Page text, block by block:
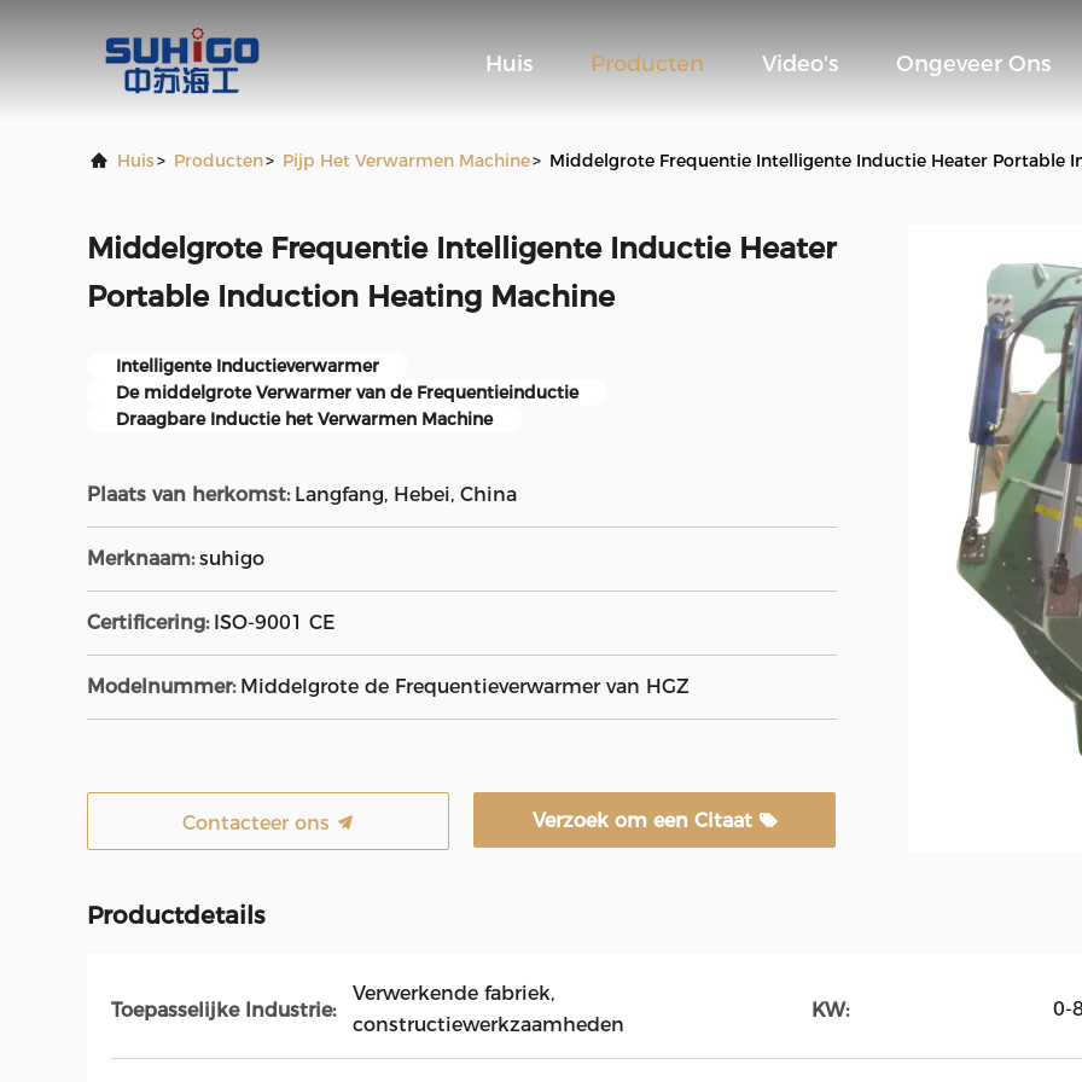
Huis Producten Video's Ongeveer Ons
Huis> Producten> Pijp Het Verwarmen Machine> Middelgrote Frequentie Intelligente Inductie Heater Portable
Middelgrote Frequentie Intelligente Inductie Heater
Portable Induction Heating Machine
Intelligente Inductieverwarmer
De middelgrote Verwarmer van de Frequentieinductie
Draagbare Inductie het Verwarmen Machine
Plaats van herkomst: Langfang, Hebei, China
Merknaam: suhigo
Certificering: ISO-9001 CE
Modelnummer: Middelgrote de Frequentieverwarmer van HGZ
Contacteer ons Verzoek om een Citaat
Productdetails
Toepasselijke Industrie:
Verwerkende fabriek,
constructiewerkzaamheden
KW: 0-